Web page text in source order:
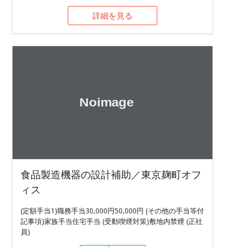
詳細を見る
食品製造機器の設計補助／東京麹町オフ
ィス
(定額手当1)職務手当30,000円50,000円 (その他の手当等付
記事項)家族手当住宅手当 (受動喫煙対策)敷地内禁煙 (正社
員)